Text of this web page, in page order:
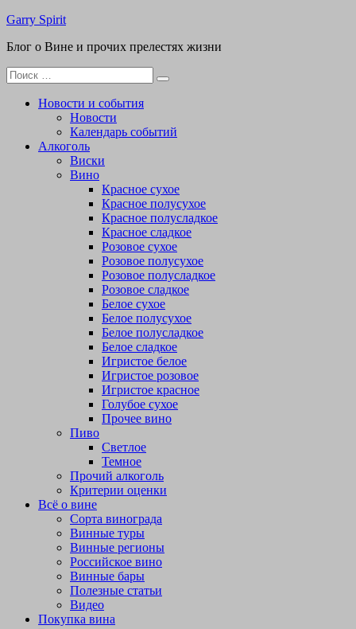
Перейти
содержимому
Garry Spirit
Блог о Вине и прочих прелестях жизни
Поиск
для:
Новости и события
Новости
Календарь событий
Алкоголь
Виски
Вино
Красное сухое
Красное полусухое
Красное полусладкое
Красное сладкое
Розовое сухое
Розовое полусухое
Розовое полусладкое
Розовое сладкое
Белое сухое
Белое полусухое
Белое полусладкое
Белое сладкое
Игристое белое
Игристое розовое
Игристое красное
Голубое сухое
Прочее вино
Пиво
Светлое
Темное
Прочий алкоголь
Критерии оценки
Всё о вине
Сорта винограда
Винные туры
Винные регионы
Российское вино
Винные бары
Полезные статьи
Видео
Покупка вина